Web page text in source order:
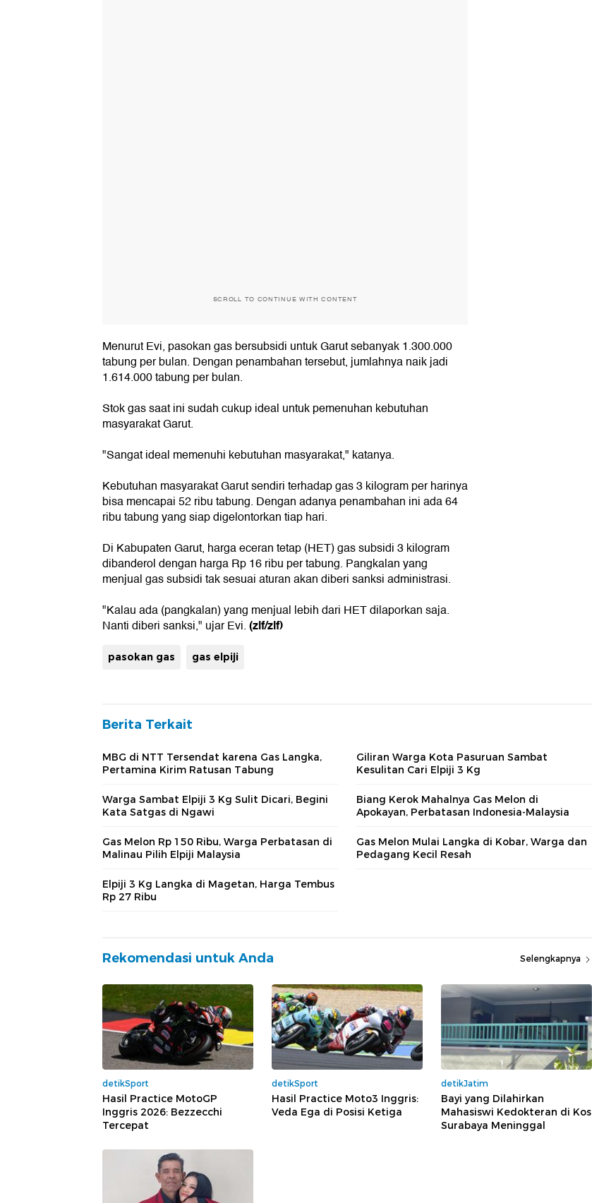
SCROLL TO CONTINUE WITH CONTENT
Menurut Evi, pasokan gas bersubsidi untuk Garut sebanyak 1.300.000
tabung per bulan. Dengan penambahan tersebut, jumlahnya naik jadi
1.614.000 tabung per bulan.
Stok gas saat ini sudah cukup ideal untuk pemenuhan kebutuhan
masyarakat Garut.
"Sangat ideal memenuhi kebutuhan masyarakat," katanya.
Kebutuhan masyarakat Garut sendiri terhadap gas 3 kilogram per harinya
bisa mencapai 52 ribu tabung. Dengan adanya penambahan ini ada 64
ribu tabung yang siap digelontorkan tiap hari.
Di Kabupaten Garut, harga eceran tetap (HET) gas subsidi 3 kilogram
dibanderol dengan harga Rp 16 ribu per tabung. Pangkalan yang
menjual gas subsidi tak sesuai aturan akan diberi sanksi administrasi.
"Kalau ada (pangkalan) yang menjual lebih dari HET dilaporkan saja.
Nanti diberi sanksi," ujar Evi.(zlf/zlf)
pasokan gas gas elpiji
Berita Terkait
MBG di NTT Tersendat karena Gas Langka,
Pertamina Kirim Ratusan Tabung
Giliran Warga Kota Pasuruan Sambat
Kesulitan Cari Elpiji 3 Kg
Warga Sambat Elpiji 3 Kg Sulit Dicari, Begini
Kata Satgas di Ngawi
Biang Kerok Mahalnya Gas Melon di
Apokayan, Perbatasan Indonesia-Malaysia
Gas Melon Rp 150 Ribu, Warga Perbatasan di
Malinau Pilih Elpiji Malaysia
Gas Melon Mulai Langka di Kobar, Warga dan
Pedagang Kecil Resah
Elpiji 3 Kg Langka di Magetan, Harga Tembus
Rp 27 Ribu
Rekomendasi untuk Anda Selengkapnya
detikSport
Hasil Practice MotoGP
Inggris 2026: Bezzecchi
Tercepat
detikSport
Hasil Practice Moto3 Inggris:
Veda Ega di Posisi Ketiga
detikJatim
Bayi yang Dilahirkan
Mahasiswi Kedokteran di Kos
Surabaya Meninggal